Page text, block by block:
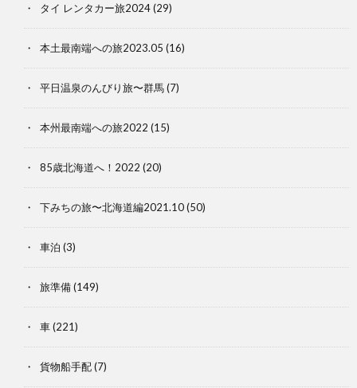
タイ レンタカー旅2024(29)
本土最南端への旅2023.05 (16)
平日温泉のんびり旅〜群馬(7)
本州最南端への旅2022 (15)
85歳北海道へ！2022 (20)
下みちの旅〜北海道編2021.10(50)
車泊 (3)
旅準備(149)
車(221)
貨物船手配(7)